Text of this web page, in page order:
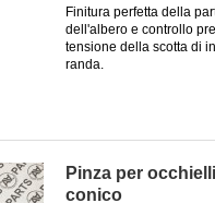
Finitura perfetta della
dell'albero e controllo
tensione della scotta di
randa.
Pinza per
conico